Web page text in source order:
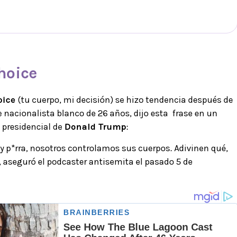
(tu cuerpo, mi decisión) se hizo tendencia después de
nacionalista blanco de 26 años, dijo esta frase en un
de Donald Trump:
p*rra, nosotros controlamos sus cuerpos. Adivinen qué,
el podcaster antisemita el pasado 5 de